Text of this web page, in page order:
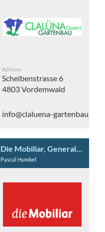
Adresse
Scheibenstrasse 6
4803 Vordemwald
info@claluena-gartenbau.ch
Pascal Humbel